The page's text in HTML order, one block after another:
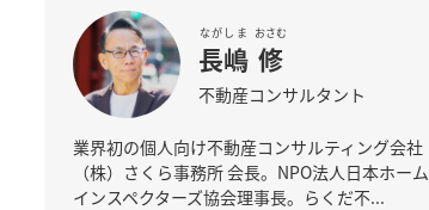
長嶋
ながしま
修
おさむ
不動産コンサルタント
業界初の個人向け不動産コンサルティング会社
（株）さくら事務所 会長。NPO法人日本ホーム
インスペクターズ協会理事長。らくだ不...